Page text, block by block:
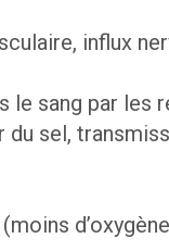
influx
le sang par les
sel,